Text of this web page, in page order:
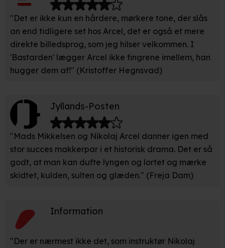
Når vi anvender cookies, behandler vi kortvarigt din IP-
adresse. IP-adressen kan blive delt med vores
partnere.
Du kan læse mere om vores brug af cookies og
behandling af dine personoplysninger i både vores
privatlivspolitikogcookiepolitik .
"Det er ikke kun en hårdere, mørkere tone, der slås
an end tidligere set hos Arcel, det er også et mere
direkte billedsprog, som jeg hilser velkommen. I
'Bastarden' lægger Arcel ikke fingrene imellem, han
hugger dem af!" (Kristoffer Hegnsvad)
Jyllands-Posten
"Mads Mikkelsen og Nikolaj Arcel danner igen med
stor succes makkerpar i et historisk drama. Det er så
godt, at man kan dufte lyngen og lortet og mærke
skidtet, kulden, sulten og glæden." (Freja Dam)
Information
"Der er nærmest ikke det, som instruktør Nikolaj